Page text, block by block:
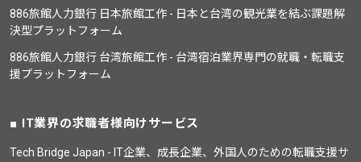
886旅館人力銀行 日本旅館工作 - 日本と台湾の観光業を結ぶ課題解
決型プラットフォーム
886旅館人力銀行 台湾旅館工作 - 台湾宿泊業界専門の就職・転職支
援プラットフォーム
IT業界の求職者様向けサービス
Tech Bridge Japan - IT企業、成長企業、外国人のための転職支援サ